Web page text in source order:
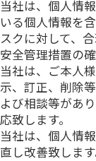
当社は、個人情
いる個人情報を
スクに対して、
安全管理措置の
当社は、ご本人
示、訂正、削除
よび相談等があ
応致します。
当社は、個人情
直し改善致します